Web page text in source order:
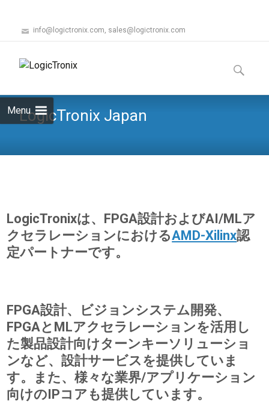
info@logictronix.com, sales@logictronix.com
Menu
to
content
Search
for:
LogicTronix Japan
LogicTronixは、FPGA設計およびAI/MLア
クセラレーションにおけるAMD-Xilinx認
定パートナーです。
FPGA設計、ビジョンシステム開発、
FPGAとMLアクセラレーションを活用し
た製品設計向けターンキーソリューショ
ンなど、設計サービスを提供していま
す。また、様々な業界/アプリケーション
向けのIPコアも提供しています。